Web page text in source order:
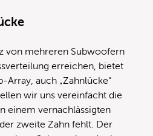
von mehreren Subwoofern
erreichen, bietet
Array, auch „Zahnlücke“
wir uns vereinfacht die
einem vernachlässigten
zweite Zahn fehlt. Der